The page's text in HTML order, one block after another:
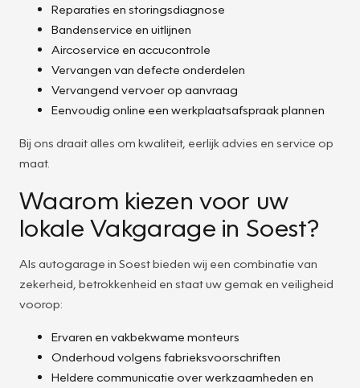
Reparaties en storingsdiagnose
Bandenservice en uitlijnen
Aircoservice en accucontrole
Vervangen van defecte onderdelen
Vervangend vervoer op aanvraag
Eenvoudig online een werkplaatsafspraak plannen
Bij ons draait alles om kwaliteit, eerlijk advies en service op
maat.
Waarom kiezen voor uw
lokale Vakgarage in Soest?
Als autogarage in Soest bieden wij een combinatie van
zekerheid, betrokkenheid en staat uw gemak en veiligheid
voorop:
Ervaren en vakbekwame monteurs
Onderhoud volgens fabrieksvoorschriften
Heldere communicatie over werkzaamheden en